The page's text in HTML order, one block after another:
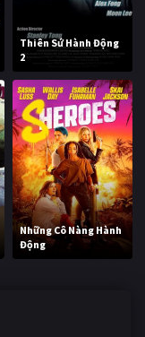
Thiên Sứ Hành Động
2
Những Cô Nàng Hành
Động